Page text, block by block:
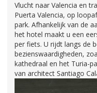
Vlucht naar Valencia en
Puerta Valencia, op
park. Afhankelijk van de
het hotel maakt u een
per fiets. U rijdt langs de
bezienswaardigheden,
kathedraal en het Turia-
van architect Santiago